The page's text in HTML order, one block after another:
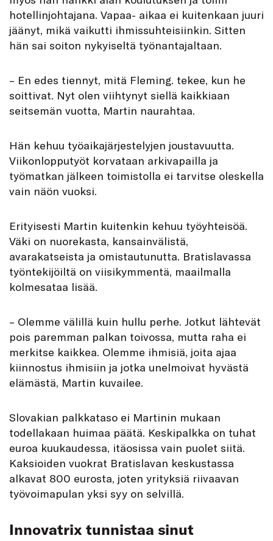
hotellinjohtajana. Vapaa- aikaa ei kuitenkaan juuri
jäänyt, mikä vaikutti ihmissuhteisiinkin. Sitten
hän sai soiton nykyiseltä työnantajaltaan.
– En edes tiennyt, mitä Fleming. tekee, kun he
soittivat. Nyt olen viihtynyt siellä kaikkiaan
seitsemän vuotta, Martin naurahtaa.
Hän kehuu työaikajärjestelyjen joustavuutta.
Viikonlopputyöt korvataan arkivapailla ja
työmatkan jälkeen toimistolla ei tarvitse oleskella
vain näön vuoksi.
Erityisesti Martin kuitenkin kehuu työyhteisöä.
Väki on nuorekasta, kansainvälistä,
avarakatseista ja omistautunutta. Bratislavassa
työntekijöiltä on viisikymmentä, maailmalla
kolmesataa lisää.
– Olemme välillä kuin hullu perhe. Jotkut lähtevät
pois paremman palkan toivossa, mutta raha ei
merkitse kaikkea. Olemme ihmisiä, joita ajaa
kiinnostus ihmisiin ja jotka unelmoivat hyvästä
elämästä, Martin kuvailee.
Slovakian palkkataso ei Martinin mukaan
todellakaan huimaa päätä. Keskipalkka on tuhat
euroa kuukaudessa, itäosissa vain puolet siitä.
Kaksioiden vuokrat Bratislavan keskustassa
alkavat 800 eurosta, joten yrityksiä riivaavan
työvoimapulan yksi syy on selvillä.
Innovatrix tunnistaa sinut